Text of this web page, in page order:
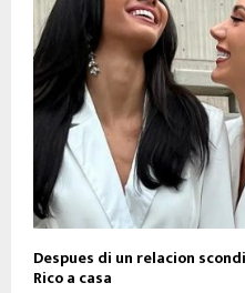
Despues di un relacion
Rico a casa